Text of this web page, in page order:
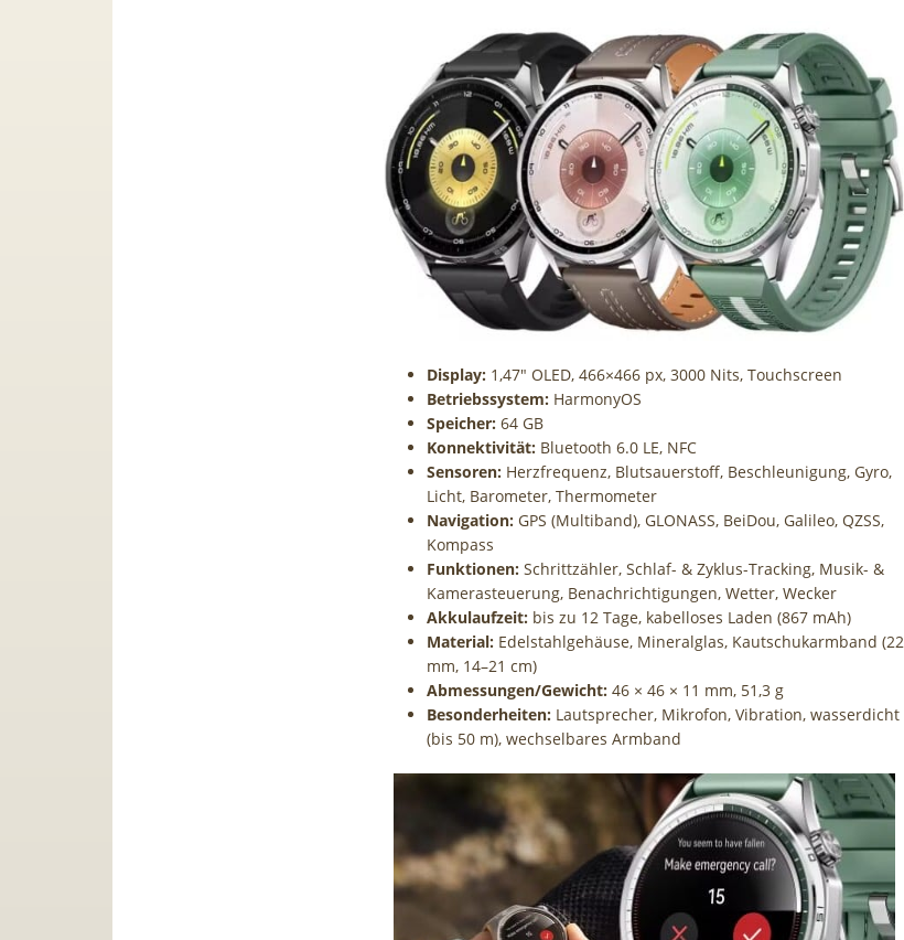
Display: 1,47″ OLED, 466×466 px, 3000 Nits, Touchscreen
Betriebssystem: HarmonyOS
Speicher: 64 GB
Konnektivität: Bluetooth 6.0 LE, NFC
Sensoren: Herzfrequenz, Blutsauerstoff, Beschleunigung, Gyro,
Licht, Barometer, Thermometer
Navigation: GPS (Multiband), GLONASS, BeiDou, Galileo, QZSS,
Kompass
Funktionen: Schrittzähler, Schlaf- & Zyklus-Tracking, Musik- &
Kamerasteuerung, Benachrichtigungen, Wetter, Wecker
Akkulaufzeit: bis zu 12 Tage, kabelloses Laden (867 mAh)
Material: Edelstahlgehäuse, Mineralglas, Kautschukarmband (22
mm, 14–21 cm)
Abmessungen/Gewicht: 46 × 46 × 11 mm, 51,3 g
Besonderheiten: Lautsprecher, Mikrofon, Vibration, wasserdicht
(bis 50 m), wechselbares Armband